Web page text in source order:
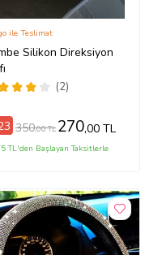
Silikon Direksiyon
(2)
ile Teslimat
350,00 TL 270,00 TL
TL'den Başlayan Taksitlerle